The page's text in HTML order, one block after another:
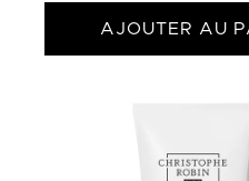
AJOUTER AU